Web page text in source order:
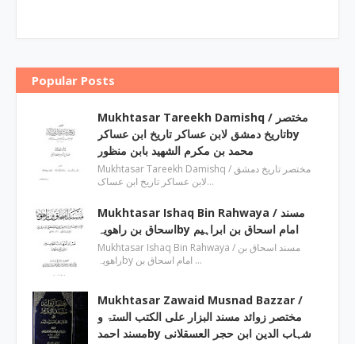
Popular Posts
Mukhtasar Tareekh Damishq ‎/ مختصر
تاریخ دمشق لابن عساکر تاریخ ابن عساکرby
‎محمد بن مکرم الشھید بابن منظور
Mukhtasar Tareekh Damishq ‎/ مختصر تاریخ دمشق
لابن عساکر تاریخ ابن عساک…
Mukhtasar Ishaq Bin Rahwaya ‎/ مسند
اسحاق بن راھویہby ‎امام اسحاق بن ابراہیم
Mukhtasar Ishaq Bin Rahwaya ‎/ مسند اسحاق بن
راھویہby ‎امام اسحاق بن …
Mukhtasar Zawaid Musnad Bazzar ‎/
مختصر زوائد مسند البزار علی الکتب الستۃ و
مسند احمدby ‎شہاب الدین ابن حجر العسقلانی